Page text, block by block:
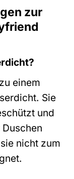
zur
einem
Sie
und
nicht zum